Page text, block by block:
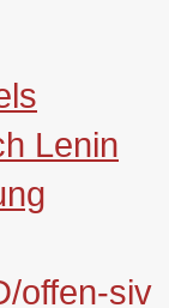
Lenin
offen-siv